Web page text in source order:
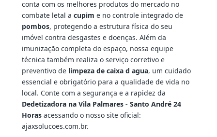
conta com os melhores produtos do mercado no
combate letal a cupim e no controle integrado de
pombos, protegendo a estrutura física do seu
imóvel contra desgastes e doenças. Além da
imunização completa do espaço, nossa equipe
técnica também realiza o serviço corretivo e
preventivo de limpeza de caixa d agua, um cuidado
essencial e obrigatório para a qualidade de vida no
local. Conte com a segurança e a rapidez da
Dedetizadora na Vila Palmares - Santo André 24
Horasacessando o nosso site oficial:
ajaxsolucoes.com.br.